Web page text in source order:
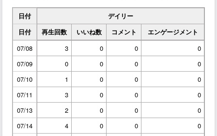
日付
デイリー
日付
再生回数 いいね数 コメント
エンゲージメント
07/08
3 0 0
0
07/09
0 0 0
0
07/10
1 0 0
0
07/11
3 0 0
0
07/13
2 0 0
0
07/14
4 0 0
0